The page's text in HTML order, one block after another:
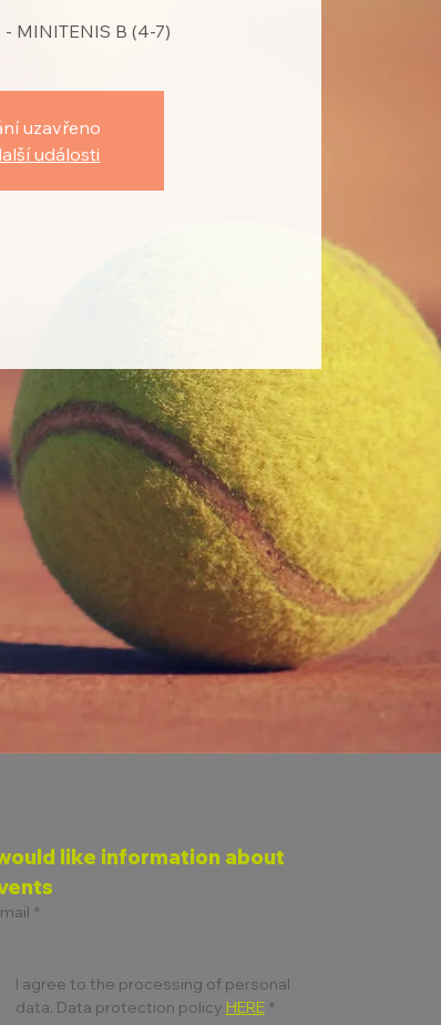
MINITENIS B (4-7)
uzavřeno
události
like information about
*
I agree to the processing of personal
data. Data protection policy HERE *